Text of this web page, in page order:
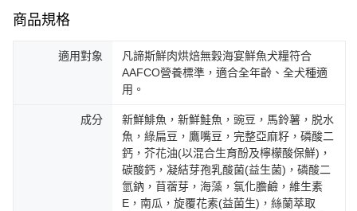
商品規格
適用對象
凡諦斯鮮肉烘焙無穀海宴鮮魚犬糧符合
AAFCO營養標準，適合全年齡、全犬種適
用。
成分
新鮮鯡魚，新鮮鮭魚，豌豆，馬鈴薯，脱水
魚，綠扁豆，鷹嘴豆，完整亞麻籽，磷酸二
鈣，芥花油(以混合生育酚及檸檬酸保鮮)，
碳酸鈣，凝結芽孢乳酸菌(益生菌)，磷酸二
氫鈉，苜蓿芽，海藻，氯化膽鹼，維生素
E，南瓜，旋覆花素(益菌生)，絲蘭萃取